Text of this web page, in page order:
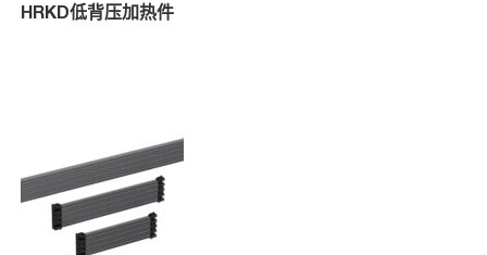
HRKD低背压加热件